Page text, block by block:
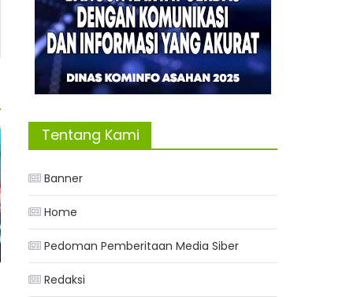
Tentang Kami
Banner
Home
Pedoman Pemberitaan Media Siber
Redaksi